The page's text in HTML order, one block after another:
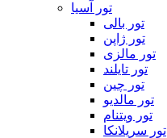
تور آسیا
تور بالی
تور ژاپن
تور مالزی
تور تایلند
تور چین
تور مالدیو
تور ویتنام
تور سریلانکا